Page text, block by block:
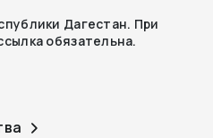
Дагестан. При
обязательна.